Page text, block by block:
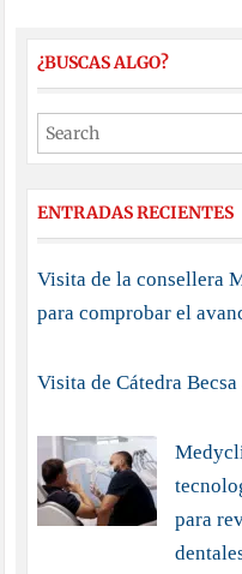
¿BUSCAS ALGO?
ENTRADAS RECIENTES
Visita de la consellera
para comprobar el
Visita de Cátedra
para